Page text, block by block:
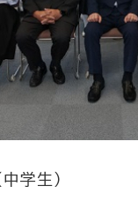
学生）